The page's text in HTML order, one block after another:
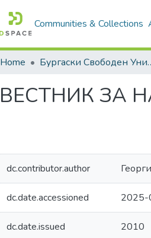
Communities & Collections
Home Бургаски Свободен
ВЕСТНИК ЗА
dc.contributor.author
dc.date.accessioned 2025-
dc.date.issued 2010